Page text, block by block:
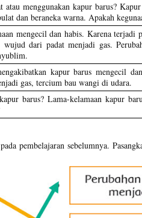
atau menggunakan kapur barus?
dan beraneka warna. Apakah
mengecil dan habis. Karena terjadi
wujud dari padat menjadi gas.
kapur barus mengecil
gas, tercium bau wangi di udara.
barus? Lama-kelamaan kapur
pembelajaran sebelumnya.